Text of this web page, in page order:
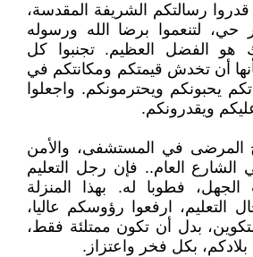
قدروا رسالتكم الشريفة المقدسة،
لتنعموا برضا الله ورسوله
هو الفضل العظيم. تجنبوا كل
أن تخدش قيمتكم ومكانتكم في
يحبونكم ويحترمونكم. واجعلوا
عليكم ويقدرونكم.
المرضى في المستشفى، والأمن
العام.. فإن رجل التعليم
الجهل، فطوبا له. بهذا المنزلة
التعليم، ارفعوا رؤوسكم عاليا،
بدل أن تكون ممتلئة فقط،
بكل فخر واعتزاز.